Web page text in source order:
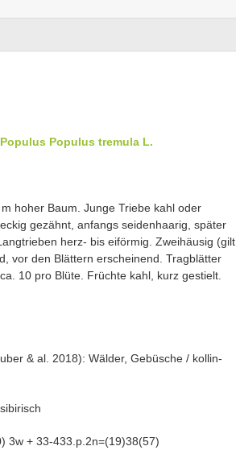
Populus Populus tremula L.
hoher Baum. Junge Triebe kahl oder
gezähnt, anfangs seidenhaarig, später
herz- bis eiförmig. Zweihäusig (gilt
vor den Blättern erscheinend. Tragblätter
10 pro Blüte. Früchte kahl, kurz gestielt.
& al. 2018): Wälder, Gebüsche / kollin-
3w + 33-433.p.2n=(19)38(57)